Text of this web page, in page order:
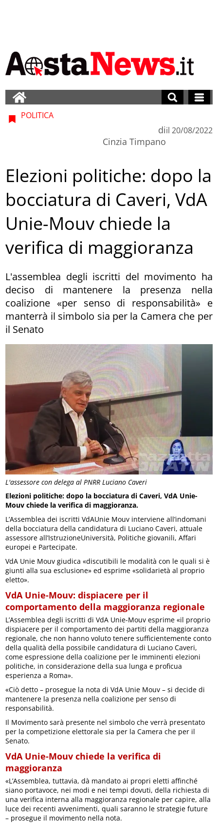
L'assessore con delega al PNRR Luciano Caveri
POLITICA
di
Cinzia Timpano
il 20/08/2022
Elezioni politiche: dopo la
bocciatura di Caveri, VdA
Unie-Mouv chiede la
verifica di maggioranza
L'assemblea degli iscritti del movimento ha
deciso di mantenere la presenza nella
coalizione «per senso di responsabilità» e
manterrà il simbolo sia per la Camera che per
il Senato
Elezioni politiche: dopo la bocciatura di Caveri, VdA Unie-
Mouv chiede la verifica di maggioranza.
L’Assemblea dei iscritti VdAUnie Mouv interviene all’indomani
della bocciatura della candidatura di Luciano Caveri, attuale
assessore all’IstruzioneUniversità, Politiche giovanili, Affari
europei e Partecipate.
VdA Unie Mouv giudica «discutibili le modalità con le quali si è
giunti alla sua esclusione» ed esprime «solidarietà al proprio
eletto».
VdA Unie-Mouv: dispiacere per il
comportamento della maggioranza regionale
L’Assemblea degli iscritti di VdA Unie-Mouv esprime «il proprio
dispiacere per il comportamento dei partiti della maggioranza
regionale, che non hanno voluto tenere sufficientemente conto
della qualità della possibile candidatura di Luciano Caveri,
come espressione della coalizione per le imminenti elezioni
politiche, in considerazione della sua lunga e proficua
esperienza a Roma».
«Ciò detto – prosegue la nota di VdA Unie Mouv – si decide di
mantenere la presenza nella coalizione per senso di
responsabilità.
Il Movimento sarà presente nel simbolo che verrà presentato
per la competizione elettorale sia per la Camera che per il
Senato.
VdA Unie-Mouv chiede la verifica di
maggioranza
«L’Assemblea, tuttavia, dà mandato ai propri eletti affinché
siano portavoce, nei modi e nei tempi dovuti, della richiesta di
una verifica interna alla maggioranza regionale per capire, alla
luce dei recenti avvenimenti, quali saranno le strategie future
– prosegue il movimento nella nota.